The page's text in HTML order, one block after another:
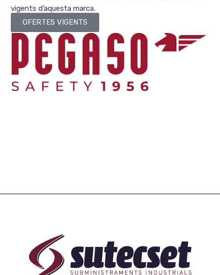
vigents d’aquesta marca.
OFERTES VIGENTS